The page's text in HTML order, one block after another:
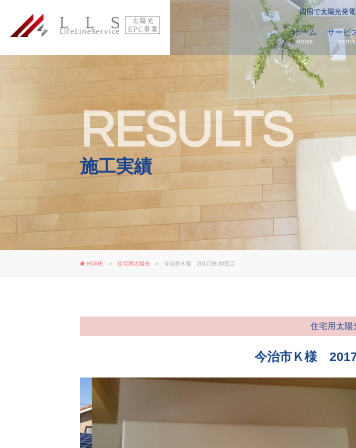
四国で太陽光発
ホーム
HOME
サービ
RESULTS
施工実績
HOME > 住宅用太陽光 > 今治市Ｋ様 2017.09.30完工
住宅用太陽
今治市Ｋ様